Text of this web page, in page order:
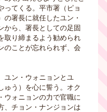
ってくる。平市署（ピョ
の署長に就任したユン・
から、署長としての足固
取り締まるよう勧められ
のことが忘れられず、会
ユン・ウォニョンとユ
ゅう）を心に誓う。オク
ウォニョンの力で官職に
、チョン・ナンジョンは